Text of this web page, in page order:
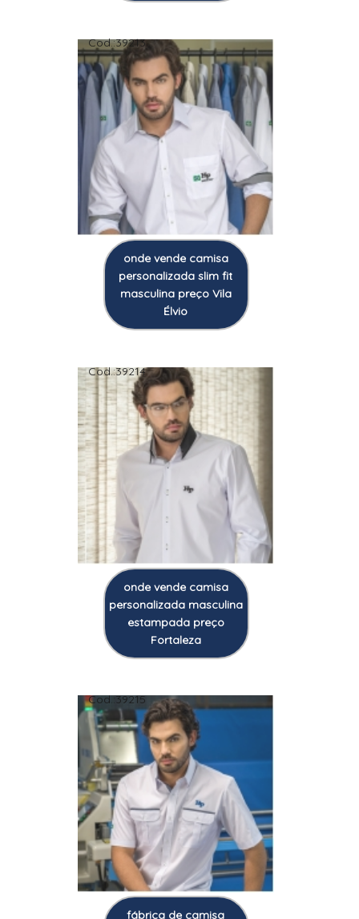
Cod.:39213
onde vende camisa
personalizada slim fit
masculina preço Vila
Élvio
Cod.:39214
onde vende camisa
personalizada masculina
estampada preço
Fortaleza
Cod.:39215
fábrica de camisa